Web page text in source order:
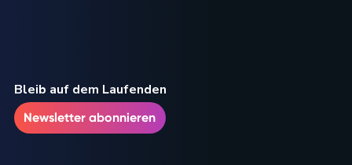
Bleib auf dem Laufenden
Newsletter abonnieren